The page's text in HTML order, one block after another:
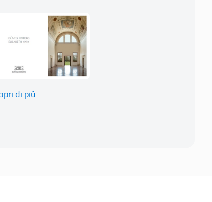
di più